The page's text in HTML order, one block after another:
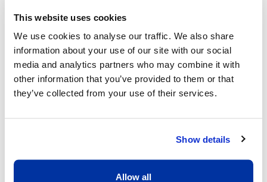
This website uses cookies
We use cookies to analyse our traffic. We also share
information about your use of our site with our social
media and analytics partners who may combine it with
other information that you’ve provided to them or that
they’ve collected from your use of their services.
Show details
Allow all
l’extérieur avec des équipements adaptés, et sous la
surveillance de professionnels bilingues. La journée sera
organisée en fonction des différents besoins des jeunes
enfants.
Veuillez noter que les enfants doivent être propres
et capables d'utiliser les toilettes de manière